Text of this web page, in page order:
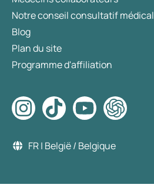
Notre conseil consultatif médical
Blog
Plan du site
Programme d'affiliation
FR | België / Belgique